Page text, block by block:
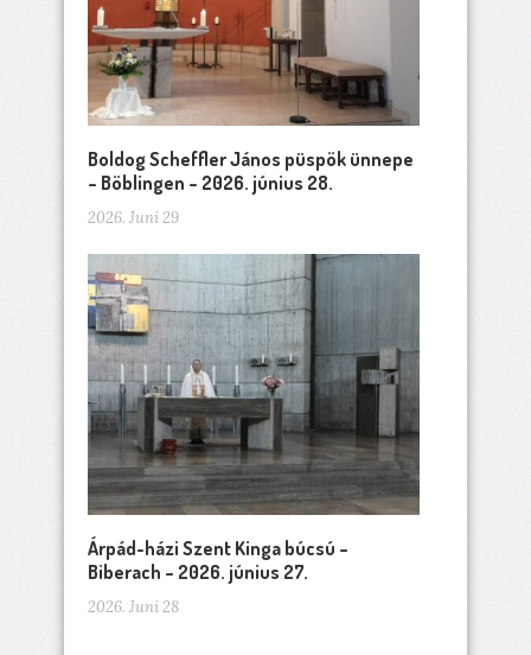
Boldog Scheffler János püspök ünnepe
– Böblingen – 2026. június 28.
2026. Juni 29
Árpád-házi Szent Kinga búcsú –
Biberach – 2026. június 27.
2026. Juni 28